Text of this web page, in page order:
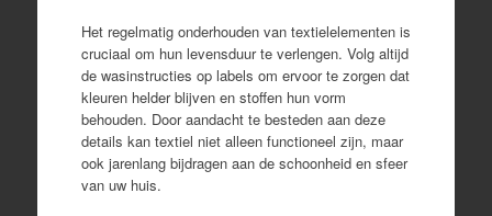
Het regelmatig onderhouden van textielelementen is
cruciaal om hun levensduur te verlengen. Volg altijd
de wasinstructies op labels om ervoor te zorgen dat
kleuren helder blijven en stoffen hun vorm
behouden. Door aandacht te besteden aan deze
details kan textiel niet alleen functioneel zijn, maar
ook jarenlang bijdragen aan de schoonheid en sfeer
van uw huis.